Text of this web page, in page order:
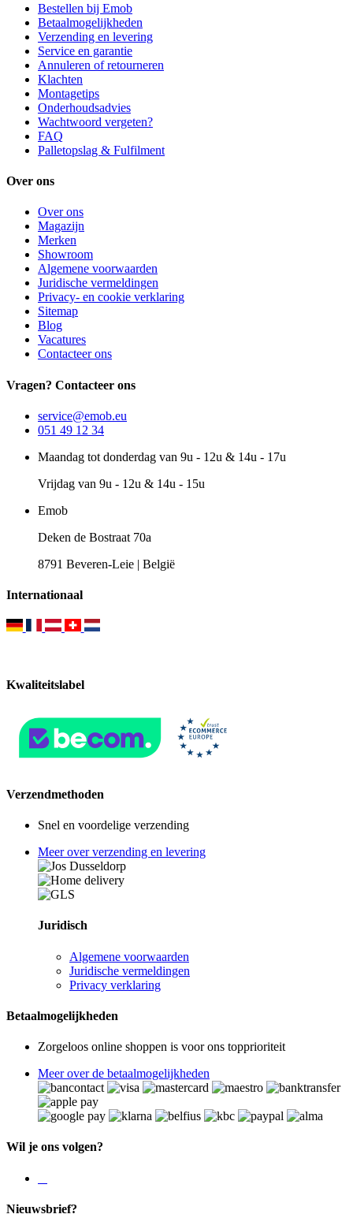
Bestellen bij Emob
Betaalmogelijkheden
Verzending en levering
Service en garantie
Annuleren of retourneren
Klachten
Montagetips
Onderhoudsadvies
Wachtwoord vergeten?
FAQ
Palletopslag & Fulfilment
Over ons
Over ons
Magazijn
Merken
Showroom
Algemene voorwaarden
Juridische vermeldingen
Privacy- en cookie verklaring
Sitemap
Blog
Vacatures
Contacteer ons
Vragen? Contacteer ons
service@emob.eu
051 49 12 34
Maandag tot donderdag van 9u - 12u & 14u - 17u
Vrijdag van 9u - 12u & 14u - 15u
Emob
Deken de Bostraat 70a
8791 Beveren-Leie | België
Internationaal
Kwaliteitslabel
Verzendmethoden
Snel en voordelige verzending
Meer over verzending en levering
Juridisch
Algemene voorwaarden
Juridische vermeldingen
Privacy verklaring
Betaalmogelijkheden
Zorgeloos online shoppen is voor ons topprioriteit
Meer over de betaalmogelijkheden
Wil je ons volgen?
Nieuwsbrief?